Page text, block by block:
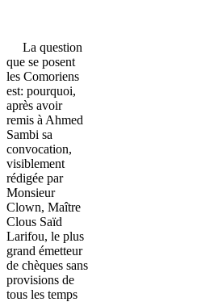
La question
que se posent
les Comoriens
est: pourquoi,
après avoir
remis à Ahmed
Sambi sa
convocation,
visiblement
rédigée par
Monsieur
Clown, Maître
Clous Saïd
Larifou, le plus
grand émetteur
de chèques sans
provisions de
tous les temps